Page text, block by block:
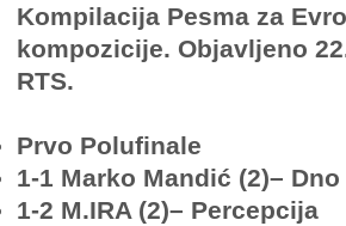
Kompilacija Pesma za
kompozicije. Objavljeno
RTS.
Prvo Polufinale
1-1 Marko Mandić (2)– Dno
1-2 M.IRA (2)– Percepcija